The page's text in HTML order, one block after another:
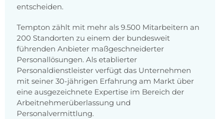
entscheiden.
Tempton zählt mit mehr als 9.500 Mitarbeitern an
200 Standorten zu einem der bundesweit
führenden Anbieter maßgeschneiderter
Personallösungen. Als etablierter
Personaldienstleister verfügt das Unternehmen
mit seiner 30-jährigen Erfahrung am Markt über
eine ausgezeichnete Expertise im Bereich der
Arbeitnehmerüberlassung und
Personalvermittlung.